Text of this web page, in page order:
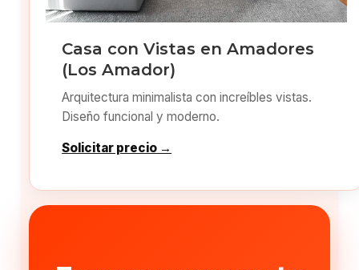
Casa con Vistas en Amadores
(Los Amador)
Arquitectura minimalista con increíbles vistas.
Diseño funcional y moderno.
Solicitar precio →